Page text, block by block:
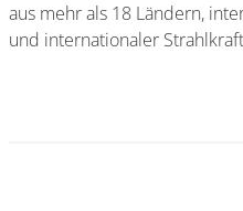
aus mehr als 18 Ländern,
und internationaler